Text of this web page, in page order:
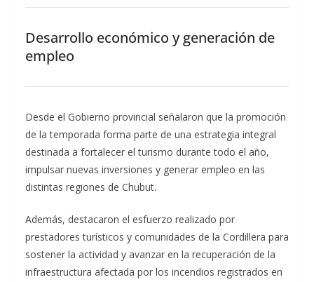
Desarrollo económico y generación de
empleo
Desde el Gobierno provincial señalaron que la promoción
de la temporada forma parte de una estrategia integral
destinada a fortalecer el turismo durante todo el año,
impulsar nuevas inversiones y generar empleo en las
distintas regiones de Chubut.
Además, destacaron el esfuerzo realizado por
prestadores turísticos y comunidades de la Cordillera para
sostener la actividad y avanzar en la recuperación de la
infraestructura afectada por los incendios registrados en